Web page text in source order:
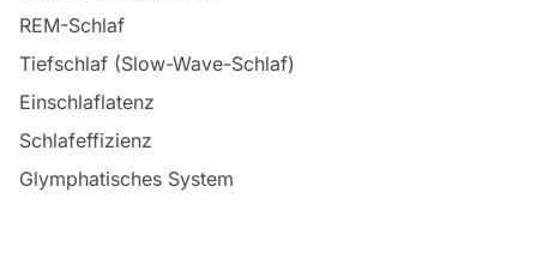
REM-Schlaf
Tiefschlaf (Slow-Wave-Schlaf)
Einschlaflatenz
Schlafeffizienz
Glymphatisches System